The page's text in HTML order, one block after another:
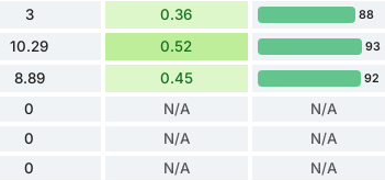
3 0.36 88
10.29 0.52 93
8.89 0.45 92
0 N/A N/A
0 N/A N/A
0 N/A N/A